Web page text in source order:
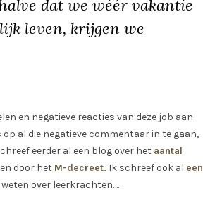
dat we wéér vakantie
leven, krijgen we
en negatieve reacties van deze job aan
al die negatieve commentaar in te gaan,
eerder al een blog over het aantal
door het M-decreet. Ik schreef ook al een
over leerkrachten….